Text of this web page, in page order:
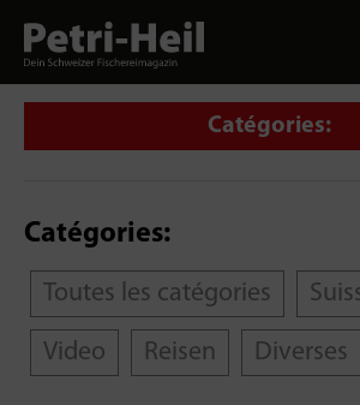
Catégories:
Catégories:
Toutes les catégories
Video Reisen Diverses